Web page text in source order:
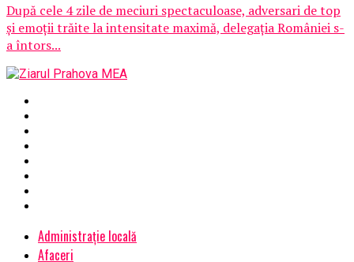
După cele 4 zile de meciuri spectaculoase, adversari de top
și emoții trăite la intensitate maximă, delegația României s-
a întors...
Administrație locală
Afaceri